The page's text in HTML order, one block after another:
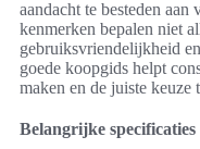
aandacht te besteden
kenmerken bepalen niet
gebruiksvriendelijkheid
goede koopgids helpt
maken en de juiste keuze
Belangrijke specificaties